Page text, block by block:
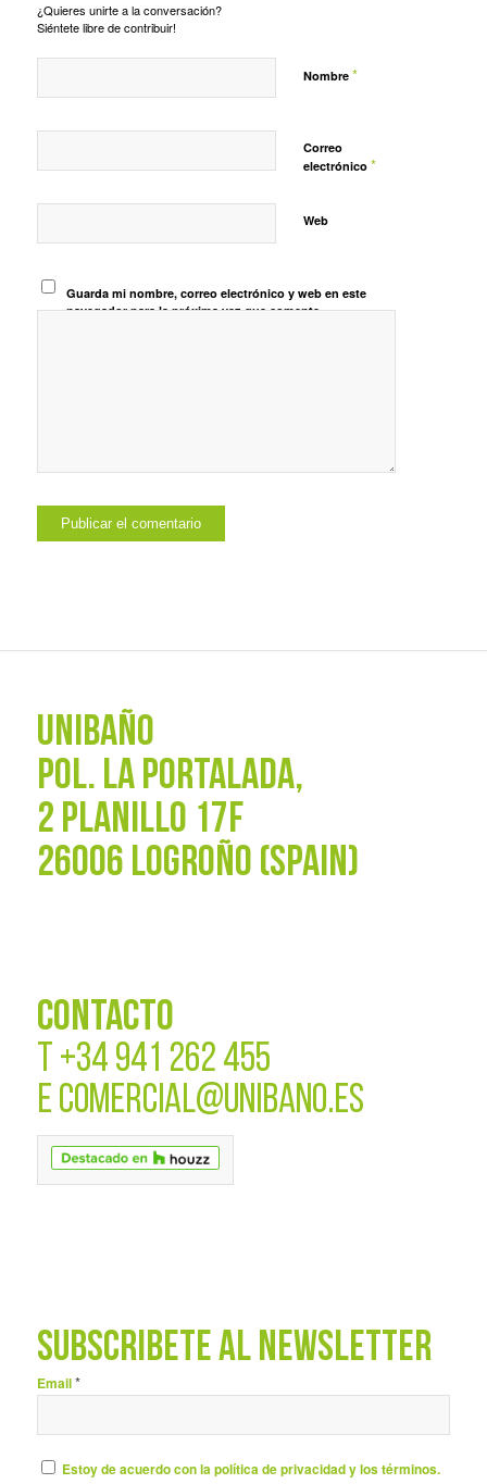
¿Quieres unirte a la conversación?
Siéntete libre de contribuir!
Nombre *
Correo
electrónico *
Web
Guarda mi nombre, correo electrónico y web en este
navegador para la próxima vez que comente.
UNIBAÑO
POL. La Portalada,
2 PLANILLO 17F
26006 LOGROÑO (SPAIN)
CONTACTO
T +34 941 262 455
E COMERCIAL@UNIBANO.ES
SUBSCRÍBETE AL NEWSLETTER
Email*
Estoy de acuerdo con la política de privacidad y los términos.